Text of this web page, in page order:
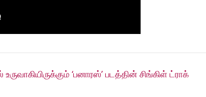
‘பனாரஸ்’ படத்தின் சிங்கிள் ட்ராக்